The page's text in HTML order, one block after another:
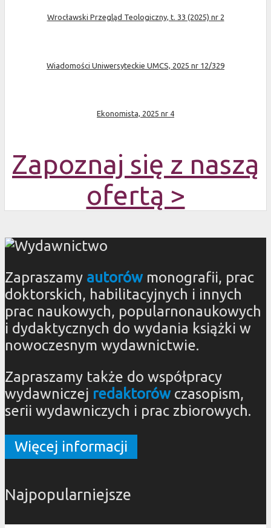
Wrocławski Przegląd Teologiczny, t. 33 (2025) nr 2
Wiadomości Uniwersyteckie UMCS, 2025 nr 12/329
Ekonomista, 2025 nr 4
Zapoznaj się z naszą
ofertą >
Zapraszamy autorówmonografii, prac
doktorskich, habilitacyjnych i innych
prac naukowych, popularnonaukowych
i dydaktycznych do wydania książki w
nowoczesnym wydawnictwie.
Zapraszamy także do współpracy
wydawniczej redaktorówczasopism,
serii wydawniczych i prac zbiorowych.
Więcej informacji
Najpopularniejsze